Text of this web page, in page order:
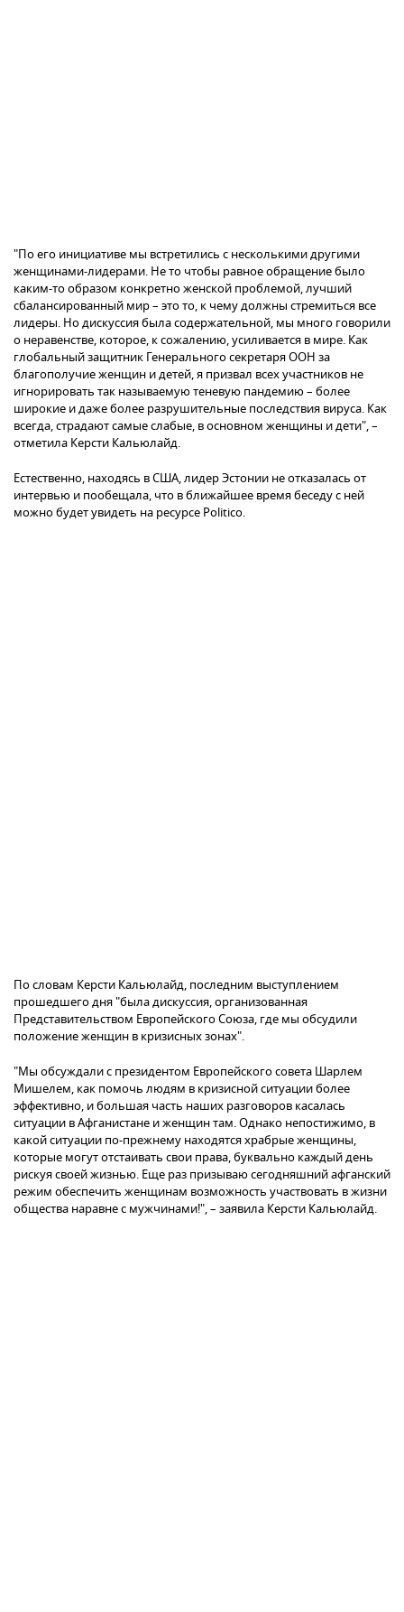
"По его инициативе мы встретились с несколькими другими
женщинами-лидерами. Не то чтобы равное обращение было
каким-то образом конкретно женской проблемой, лучший
сбалансированный мир – это то, к чему должны стремиться все
лидеры. Но дискуссия была содержательной, мы много говорили
о неравенстве, которое, к сожалению, усиливается в мире. Как
глобальный защитник Генерального секретаря ООН за
благополучие женщин и детей, я призвал всех участников не
игнорировать так называемую теневую пандемию – более
широкие и даже более разрушительные последствия вируса. Как
всегда, страдают самые слабые, в основном женщины и дети", –
отметила Керсти Кальюлайд.
Естественно, находясь в США, лидер Эстонии не отказалась от
интервью и пообещала, что в ближайшее время беседу с ней
можно будет увидеть на ресурсе Politico.
По словам Керсти Кальюлайд, последним выступлением
прошедшего дня "была дискуссия, организованная
Представительством Европейского Союза, где мы обсудили
положение женщин в кризисных зонах".
"Мы обсуждали с президентом Европейского совета Шарлем
Мишелем, как помочь людям в кризисной ситуации более
эффективно, и большая часть наших разговоров касалась
ситуации в Афганистане и женщин там. Однако непостижимо, в
какой ситуации по-прежнему находятся храбрые женщины,
которые могут отстаивать свои права, буквально каждый день
рискуя своей жизнью. Еще раз призываю сегодняшний афганский
режим обеспечить женщинам возможность участвовать в жизни
общества наравне с мужчинами!", – заявила Керсти Кальюлайд.